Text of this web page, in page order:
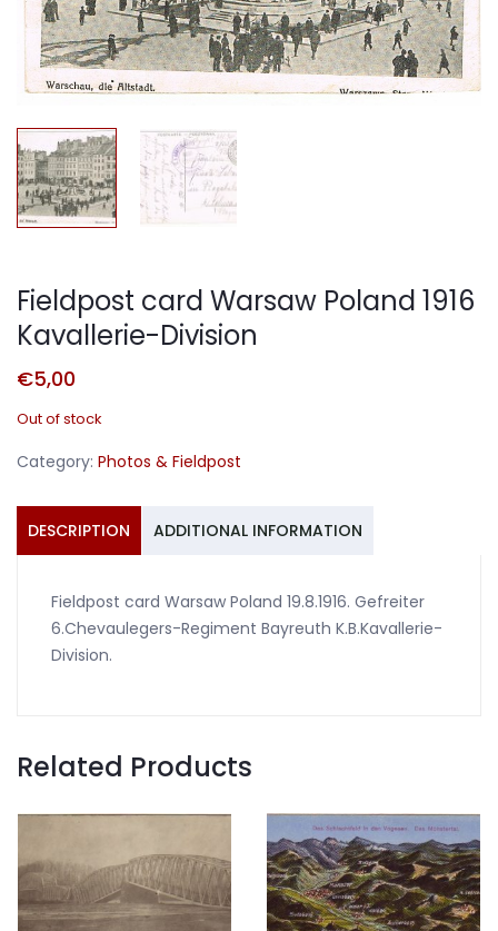
Fieldpost card Warsaw Poland 1916
Kavallerie-Division
€5,00
Out of stock
Category: Photos & Fieldpost
DESCRIPTION ADDITIONAL INFORMATION
Fieldpost card Warsaw Poland 19.8.1916. Gefreiter
6.Chevaulegers-Regiment Bayreuth K.B.Kavallerie-
Division.
Related Products